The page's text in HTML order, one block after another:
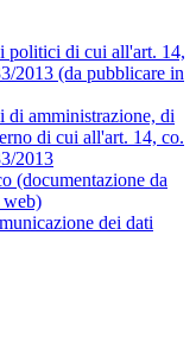
politici di cui all'art. 14,
2013 (da pubblicare in
amministrazione, di
di cui all'art. 14, co.
2013
(documentazione da
web)
dei dati